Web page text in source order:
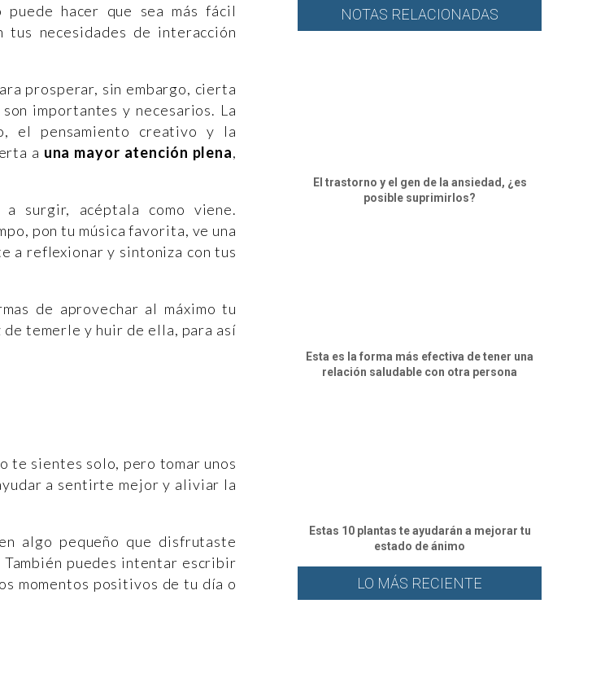
hacer que sea más fácil
tus necesidades de interacción
prosperar, sin embargo, cierta
importantes y necesarios. La
el pensamiento creativo y la
a una mayor atención plena,
a surgir, acéptala como viene.
pon tu música favorita, ve una
a reflexionar y sintoniza con tus
de aprovechar al máximo tu
temerle y huir de ella, para así
te sientes solo, pero tomar unos
a sentirte mejor y aliviar la
algo pequeño que disfrutaste
puedes intentar escribir
momentos positivos de tu día o
NOTAS RELACIONADAS
El trastorno y el gen de la ansiedad, ¿es
posible suprimirlos?
Esta es la forma más efectiva de tener una
relación saludable con otra persona
Estas 10 plantas te ayudarán a mejorar tu
estado de ánimo
LO MÁS RECIENTE